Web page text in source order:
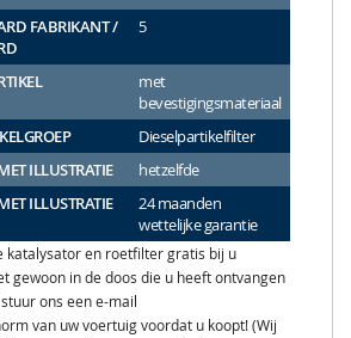
FABRIKANT /
5
met
bevestigingsmateriaal
Dieselpartikelfilter
ILLUSTRATIE
hetzelfde
ILLUSTRATIE
24 maanden
wettelijke garantie
katalysator en roetfilter gratis bij u
gewoon in de doos die u heeft ontvangen
ons een e-mail
van uw voertuig voordat u koopt! (Wij